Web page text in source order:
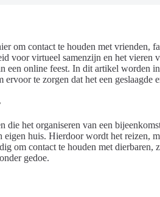
om contact te houden met vrienden,
voor virtueel samenzijn en het vieren
een online feest. In dit artikel worden
ervoor te zorgen dat het een geslaagde
die het organiseren van een
huis. Hierdoor wordt het reizen,
om contact te houden met dierbaren,
gedoe.